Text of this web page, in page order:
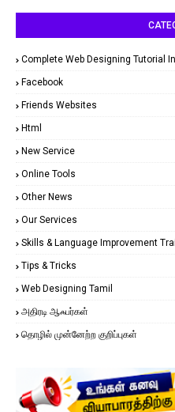
Complete Web Designing Tutorial
Facebook
Friends Websites
Html
New Service
Online Tools
Other News
Our Services
Skills & Language Improvement
Tips & Tricks
Web Designing Tamil
அதிரடி ஆஃபர்கள்
தொழில் முன்னேற்ற குறிப்புகள்